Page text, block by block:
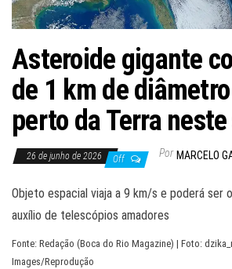
Asteroide gigante
de 1 km de
perto da Terra
26 de junho de 2026 Off Por MARCELO
Objeto espacial viaja a 9 km/s e poderá ser
auxílio de telescópios amadores
Fonte: Redação (Boca do Rio Magazine) | Foto:
Images/Reprodução